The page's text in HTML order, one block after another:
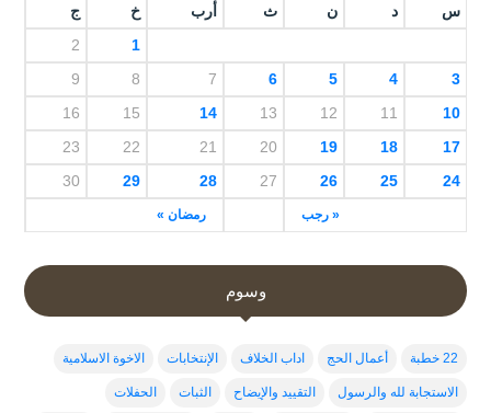
س د ن ث أرب خ ج
« رجب رمضان »
1
2
3
4
5
6
7
8
9
10
11
12
13
14
15
16
17
18
19
20
21
22
23
24
25
26
27
28
29
30
وسوم
22 خطبة أعمال الحج اداب الخلاف الإنتخابات الاخوة الاسلامية
الاستجابة لله والرسول التقييد والإيضاح الثبات الحفلات